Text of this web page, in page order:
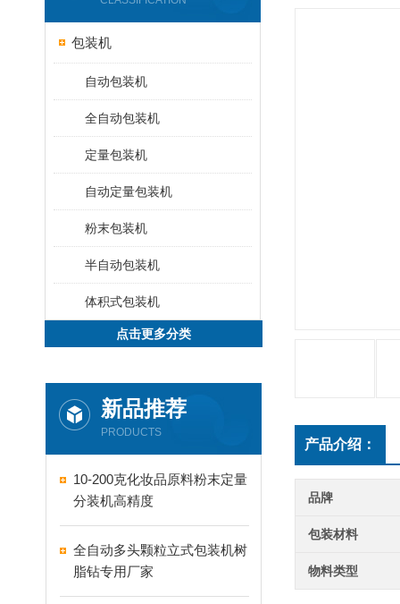
包装机
自动包装机
全自动包装机
定量包装机
自动定量包装机
粉末包装机
半自动包装机
体积式包装机
点击更多分类
新品推荐
PRODUCTS
10-200克化妆品原料粉末定量
分装机高精度
全自动多头颗粒立式包装机树
脂钻专用厂家
产品介绍：
品牌
包装材料
物料类型